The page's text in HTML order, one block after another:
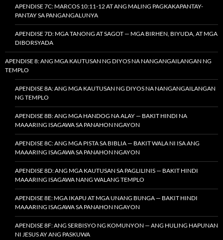
APENDISE 7C: MARCOS 10:11-12 AT ANG MALING PAGKAKAPANTAY-
PANTAY SA PANGANGALUNYA
APENDISE 7D: MGA TANONG AT SAGOT — MGA BIRHEN, BIYUDA, AT MGA
DIBORSYADA
APENDISE 8: ANG MGA KAUTUSAN NG DIYOS NA NANGANGAILANGAN NG
TEMPLO
APENDISE 8A: ANG MGA KAUTUSAN NG DIYOS NA NANGANGAILANGAN
NG TEMPLO
APENDISE 8B: ANG MGA HANDOG NA ALAY — BAKIT HINDI NA
MAAARING ISAGAWA SA PANAHON NGAYON
APENDISE 8C: ANG MGA PISTA SA BIBLIA — BAKIT WALA NI ISA ANG
MAAARING ISAGAWA SA PANAHON NGAYON
APENDISE 8D: ANG MGA KAUTUSAN SA PAGLILINIS — BAKIT HINDI
MAAARING ISAGAWA NANG WALANG TEMPLO
APENDISE 8E: MGA IKAPU AT MGA UNANG BUNGA — BAKIT HINDI
MAAARING ISAGAWA SA PANAHON NGAYON
APENDISE 8F: ANG SERBISYO NG KOMUNYON — ANG HULING HAPUNAN
NI JESUS AY ANG PASKUWA